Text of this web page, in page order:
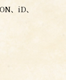
、iD、